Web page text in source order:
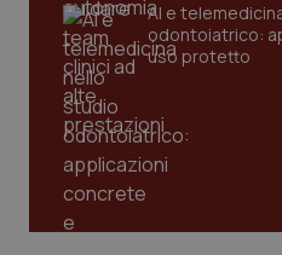
Vaccini
AI e
odontoiatrico:
uso protetto